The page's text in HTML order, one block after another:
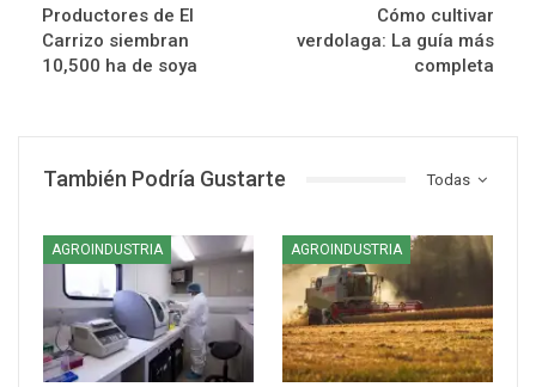
Productores de El
Carrizo siembran
10,500 ha de soya
Cómo cultivar
verdolaga: La guía más
completa
Todas
También Podría Gustarte
AGROINDUSTRIA AGROINDUSTRIA